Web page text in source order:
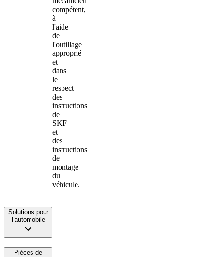
compétent,
à
l'aide
de
l'outillage
approprié
et
dans
le
respect
des
instructions
de
SKF
et
des
instructions
de
montage
du
véhicule.
Solutions pour
l’automobile
Pièces de